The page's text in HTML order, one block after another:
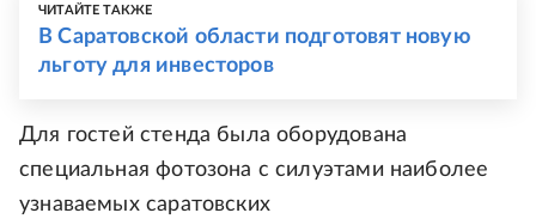
ЧИТАЙТЕ ТАКЖЕ
В Саратовской области подготовят новую
льготу для инвесторов
Для гостей стенда была оборудована
специальная фотозона с силуэтами наиболее
узнаваемых саратовских